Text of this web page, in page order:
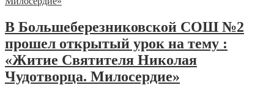
В Большеберезниковской СОШ №2
прошел открытый урок на тему :
«Житие Святителя Николая
Чудотворца. Милосердие»